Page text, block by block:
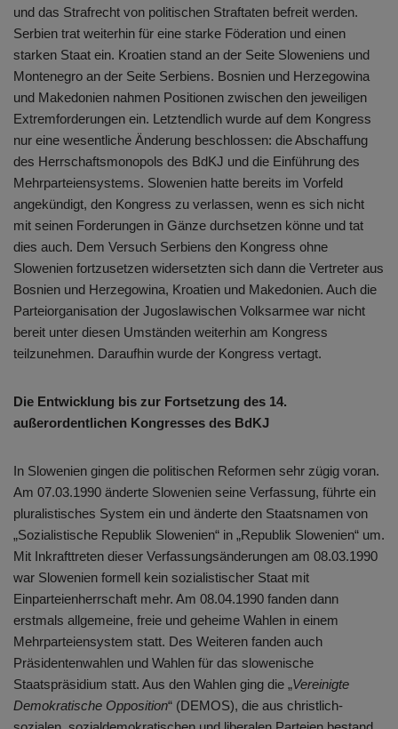
und das Strafrecht von politischen Straftaten befreit werden.
Serbien trat weiterhin für eine starke Föderation und einen
starken Staat ein. Kroatien stand an der Seite Sloweniens und
Montenegro an der Seite Serbiens. Bosnien und Herzegowina
und Makedonien nahmen Positionen zwischen den jeweiligen
Extremforderungen ein. Letztendlich wurde auf dem Kongress
nur eine wesentliche Änderung beschlossen: die Abschaffung
des Herrschaftsmonopols des BdKJ und die Einführung des
Mehrparteiensystems. Slowenien hatte bereits im Vorfeld
angekündigt, den Kongress zu verlassen, wenn es sich nicht
mit seinen Forderungen in Gänze durchsetzen könne und tat
dies auch. Dem Versuch Serbiens den Kongress ohne
Slowenien fortzusetzen widersetzten sich dann die Vertreter aus
Bosnien und Herzegowina, Kroatien und Makedonien. Auch die
Parteiorganisation der Jugoslawischen Volksarmee war nicht
bereit unter diesen Umständen weiterhin am Kongress
teilzunehmen. Daraufhin wurde der Kongress vertagt.
Die Entwicklung bis zur Fortsetzung des 14.
außerordentlichen Kongresses des BdKJ
In Slowenien gingen die politischen Reformen sehr zügig voran.
Am 07.03.1990 änderte Slowenien seine Verfassung, führte ein
pluralistisches System ein und änderte den Staatsnamen von
„Sozialistische Republik Slowenien“ in „Republik Slowenien“ um.
Mit Inkrafttreten dieser Verfassungsänderungen am 08.03.1990
war Slowenien formell kein sozialistischer Staat mit
Einparteienherrschaft mehr. Am 08.04.1990 fanden dann
erstmals allgemeine, freie und geheime Wahlen in einem
Mehrparteiensystem statt. Des Weiteren fanden auch
Präsidentenwahlen und Wahlen für das slowenische
Staatspräsidium statt. Aus den Wahlen ging die „Vereinigte
Demokratische Opposition“ (DEMOS), die aus christlich-